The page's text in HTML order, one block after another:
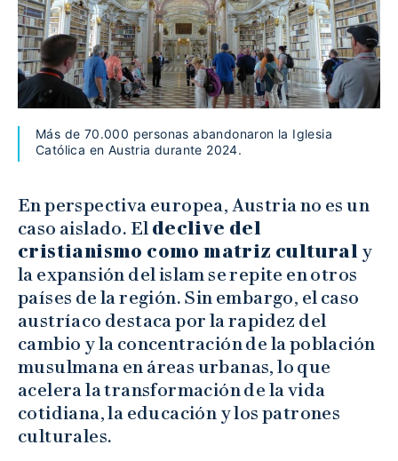
Más de 70.000 personas abandonaron la Iglesia
Católica en Austria durante 2024.
En perspectiva europea, Austria no es un
caso aislado. El declive del
cristianismo como matriz cultural y
la expansión del islam se repite en otros
países de la región. Sin embargo, el caso
austríaco destaca por la rapidez del
cambio y la concentración de la población
musulmana en áreas urbanas, lo que
acelera la transformación de la vida
cotidiana, la educación y los patrones
culturales.